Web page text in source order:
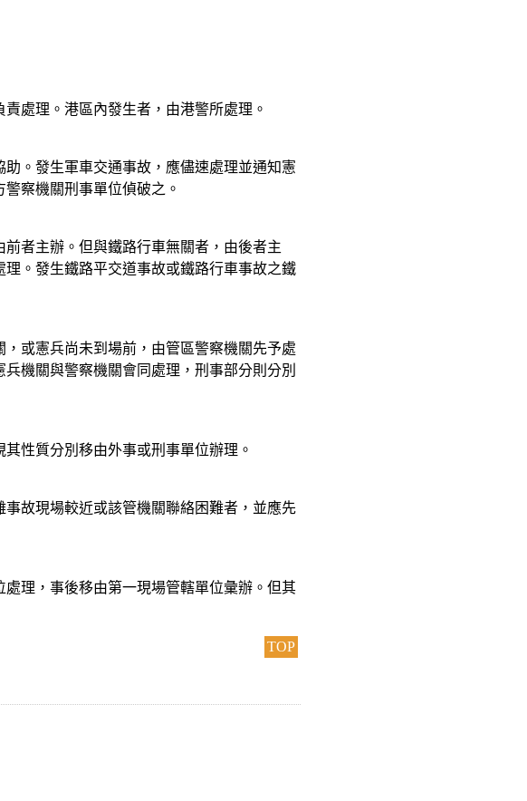
處理。港區內發生者，由港警所處理。
。發生軍車交通事故，應儘速處理並通知憲
察機關刑事單位偵破之。
者主辦。但與鐵路行車無關者，由後者主
。發生鐵路平交道事故或鐵路行車事故之鐵
或憲兵尚未到場前，由管區警察機關先予處
機關與警察機關會同處理，刑事部分則分別
性質分別移由外事或刑事單位辦理。
故現場較近或該管機關聯絡困難者，並應先
理，事後移由第一現場管轄單位彙辦。但其
TOP